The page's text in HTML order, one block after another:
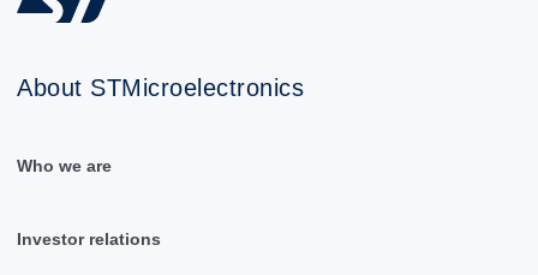
About STMicroelectronics
Who we are
Investor relations